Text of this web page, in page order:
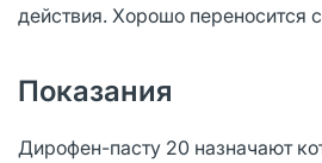
действия. Хорошо переносится
Показания
Дирофен-пасту 20 назначают